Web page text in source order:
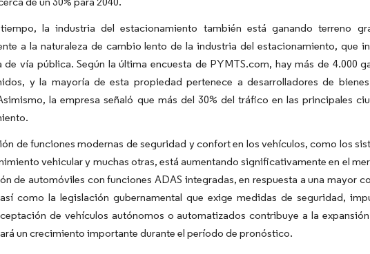
la industria del estacionamiento también está ganando terreno
a la naturaleza de cambio lento de la industria del estacionamiento, que
de vía pública. Según la última encuesta de PYMTS.com, hay más de 4.000
y la mayoría de esta propiedad pertenece a desarrolladores de
la empresa señaló que más del 30% del tráfico en las principales
de funciones modernas de seguridad y confort en los vehículos, como los
vehicular y muchas otras, está aumentando significativamente en el
de automóviles con funciones ADAS integradas, en respuesta a una mayor
como la legislación gubernamental que exige medidas de seguridad,
de vehículos autónomos o automatizados contribuye a la
un crecimiento importante durante el período de pronóstico.